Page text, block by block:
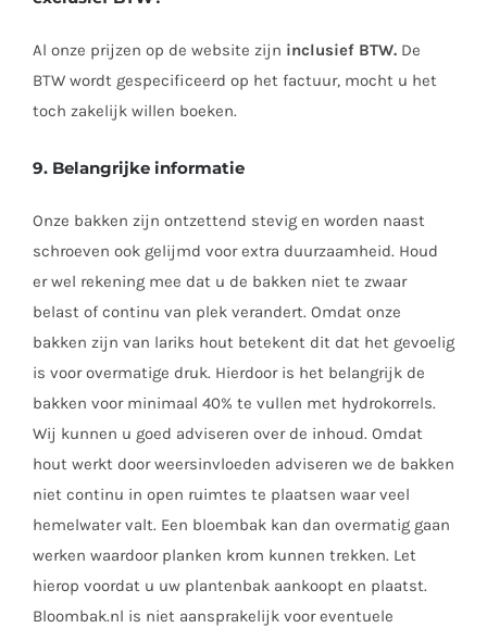
Al onze prijzen op de website zijn inclusief BTW. De
BTW wordt gespecificeerd op het factuur, mocht u het
toch zakelijk willen boeken.
9. Belangrijke informatie
Onze bakken zijn ontzettend stevig en worden naast
schroeven ook gelijmd voor extra duurzaamheid. Houd
er wel rekening mee dat u de bakken niet te zwaar
belast of continu van plek verandert. Omdat onze
bakken zijn van lariks hout betekent dit dat het gevoelig
is voor overmatige druk. Hierdoor is het belangrijk de
bakken voor minimaal 40% te vullen met hydrokorrels.
Wij kunnen u goed adviseren over de inhoud. Omdat
hout werkt door weersinvloeden adviseren we de bakken
niet continu in open ruimtes te plaatsen waar veel
hemelwater valt. Een bloembak kan dan overmatig gaan
werken waardoor planken krom kunnen trekken. Let
hierop voordat u uw plantenbak aankoopt en plaatst.
Bloombak.nl is niet aansprakelijk voor eventuele